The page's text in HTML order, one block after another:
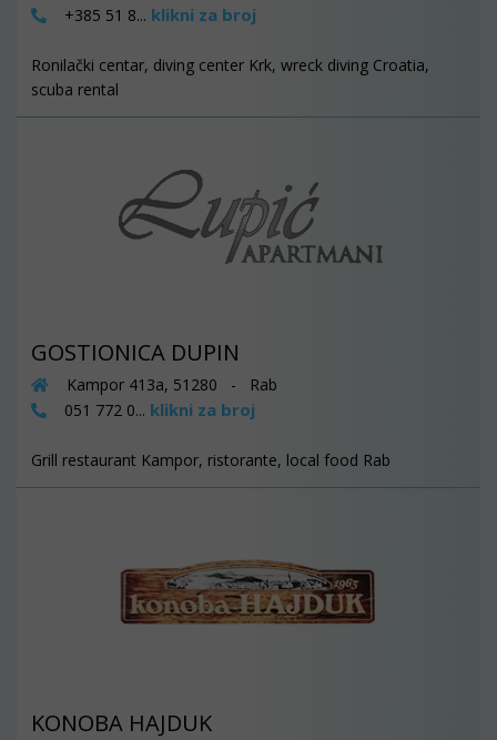
+385 51 8... klikni za broj
Ronilački centar, diving center Krk, wreck diving Croatia,
scuba rental
GOSTIONICA DUPIN
Kampor 413a, 51280 - Rab
051 772 0... klikni za broj
Grill restaurant Kampor, ristorante, local food Rab
KONOBA HAJDUK